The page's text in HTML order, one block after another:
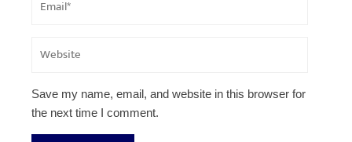
Save my name, email, and website in this browser for
the next time I comment.